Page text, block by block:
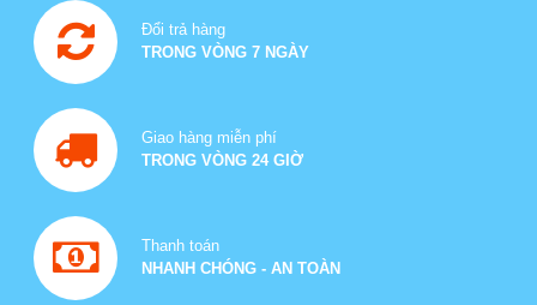
Đổi trả hàng
TRONG VÒNG 7 NGÀY
Giao hàng miễn phí
TRONG VÒNG 24 GIỜ
Thanh toán
NHANH CHÓNG - AN TOÀN